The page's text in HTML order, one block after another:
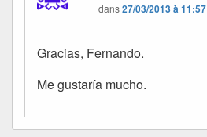
dans27/03/2013 à 11:57
Gracias, Fernando.
Me gustaría mucho.